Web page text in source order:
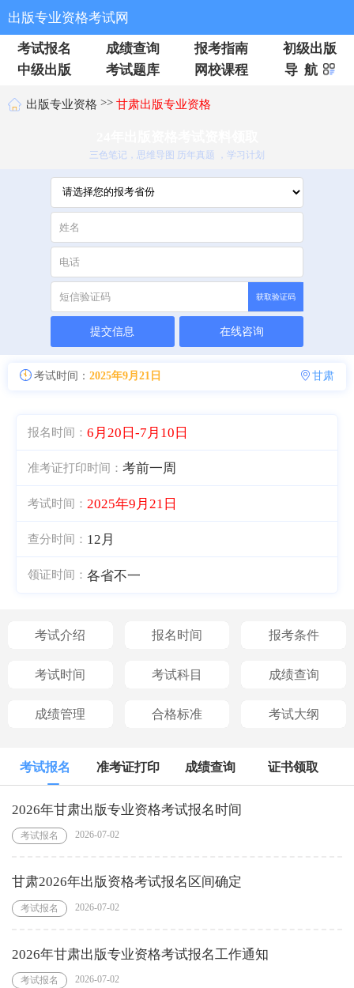
出版专业资格考试网
考试报名 成绩查询 报考指南
初级出版
中级出版
考试题库 网校课程 导 航
出版专业资格 >> 甘肃出版专业资格
三色笔记，思维导图 历年真题 ，学习计划
获取验证码
提交信息 在线咨询
考试时间： 2025年9月21日 甘肃
报名时间： 6月20日-7月10日
准考证打印时间： 考前一周
考试时间： 2025年9月21日
查分时间： 12月
领证时间： 各省不一
考试介绍 报名时间 报考条件
考试时间 考试科目 成绩查询
成绩管理 合格标准 考试大纲
考试报名 准考证打印 成绩查询 证书领取
2026年甘肃出版专业资格考试报名时间
考试报名 2026-07-02
甘肃2026年出版资格考试报名区间确定
考试报名 2026-07-02
2026年甘肃出版专业资格考试报名工作通知
考试报名 2026-07-02